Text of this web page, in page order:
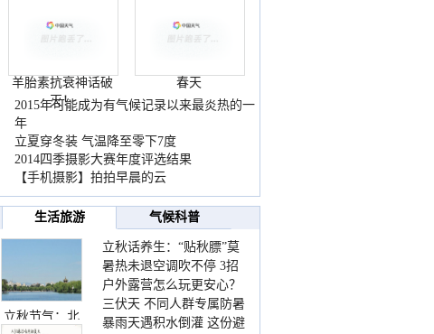
羊胎素抗衰神话破
灭！
春天
2015年可能成为有气候记录以来最炎热的一
年
立夏穿冬装 气温降至零下7度
2014四季摄影大赛年度评选结果
【手机摄影】拍拍早晨的云
生活旅游 气候科普
立秋节气：北
立秋话养生：“贴秋膘”莫
着急 先清暑再防燥
暑热未退空调吹不停 3招
护住肩颈不酸痛
户外露营怎么玩更安心？
这份攻略请收好
三伏天 不同人群专属防暑
要点请收好
暴雨天遇积水倒灌 这份避